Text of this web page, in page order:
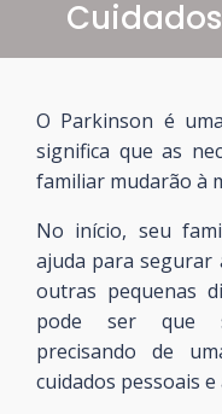
O Parkinson é
significa que as
familiar mudarão à
No início, seu
ajuda para segurar
outras pequenas
pode ser que
precisando de
cuidados pessoais